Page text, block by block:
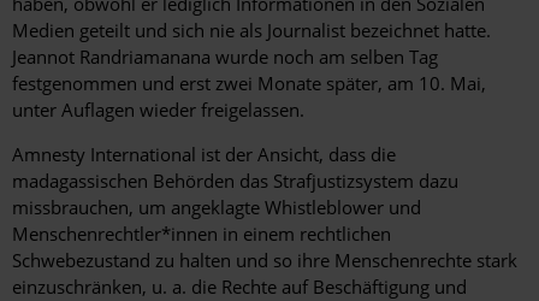
Medien geteilt und sich nie als Journalist bezeichnet hatte.
Jeannot Randriamanana wurde noch am selben Tag
festgenommen und erst zwei Monate später, am 10. Mai,
unter Auflagen wieder freigelassen.
Amnesty International ist der Ansicht, dass die
madagassischen Behörden das Strafjustizsystem dazu
missbrauchen, um angeklagte Whistleblower und
Menschenrechtler*innen in einem rechtlichen
Schwebezustand zu halten und so ihre Menschenrechte stark
einzuschränken, u. a. die Rechte auf Beschäftigung und